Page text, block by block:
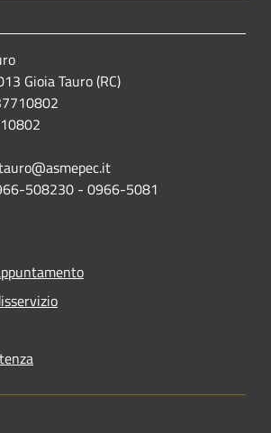
Gioia Tauro (RC)
508230 - 0966-5081